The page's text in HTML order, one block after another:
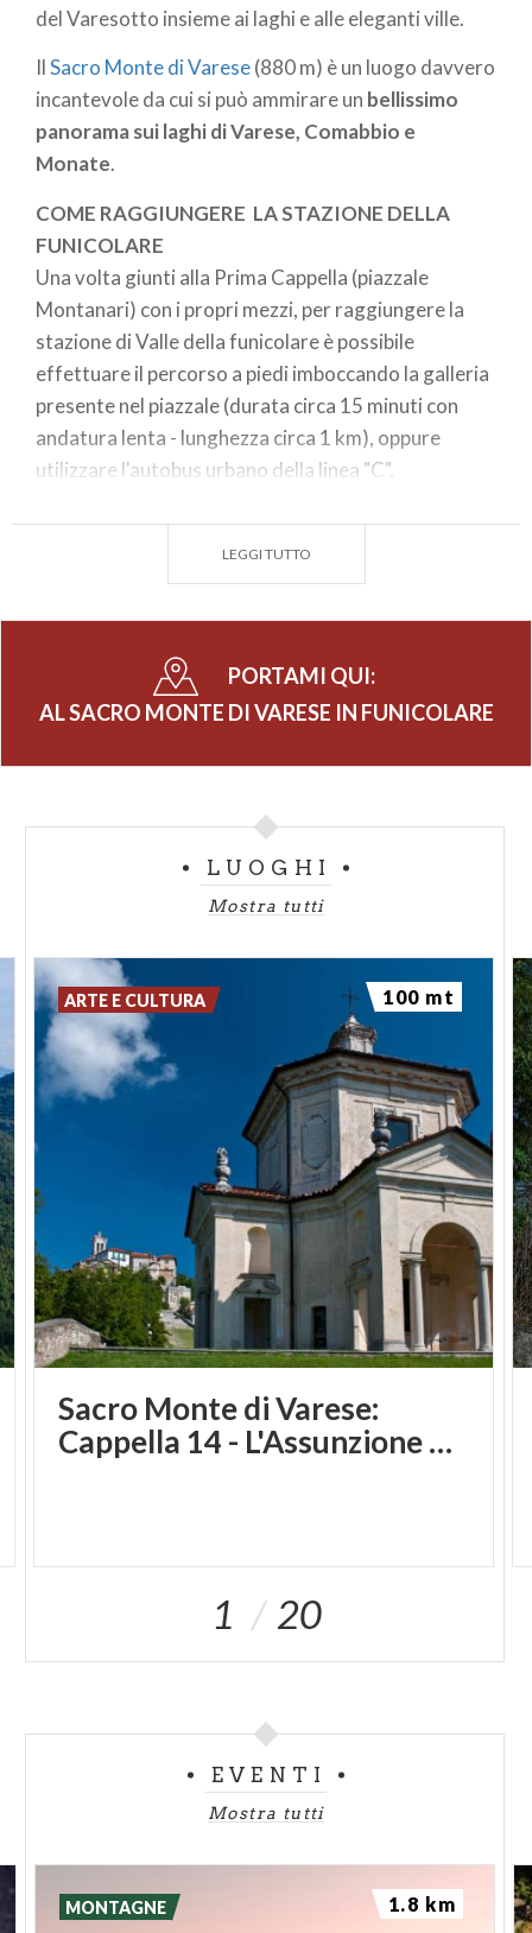
del Varesotto insieme ai laghi e alle eleganti ville.
IlSacro Monte di Varese(880 m) è un luogo davvero
incantevole da cui si può ammirare un bellissimo
panorama sui laghi di Varese, Comabbio e
Monate.
COME RAGGIUNGERE LA STAZIONE DELLA
FUNICOLARE
Una volta giunti alla Prima Cappella (piazzale
Montanari) con i propri mezzi, per raggiungere la
stazione di Valle della funicolare è possibile
effettuare il percorso a piedi imboccando la galleria
presente nel piazzale (durata circa 15 minuti con
andatura lenta - lunghezza circa 1 km), oppure
utilizzare l'autobus urbano della linea "C".
DATI TECNICI DEL PERCORSO FUNICOLARE
Dislivello: 168 metri;
Tempo medio di corsa : 180 secondi;
È possibile trasportare 2 persone a ridotta
LEGGI TUTTO
PORTAMI QUI:
AL SACRO MONTE DI VARESE IN FUNICOLARE
LUOGHI
Mostra tutti
Sacro Monte di Varese:
Cappella 14 - L'Assunzione di Maria
ARTE E CULTURA 100 mt
1 20
EVENTI
Mostra tutti
MONTAGNE 1.8 km